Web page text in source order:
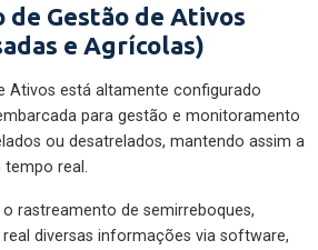
de Gestão de Ativos
e Agrícolas)
Ativos está altamente configurado
para gestão e monitoramento
ou desatrelados, mantendo assim a
tempo real.
rastreamento de semirreboques,
diversas informações via software,